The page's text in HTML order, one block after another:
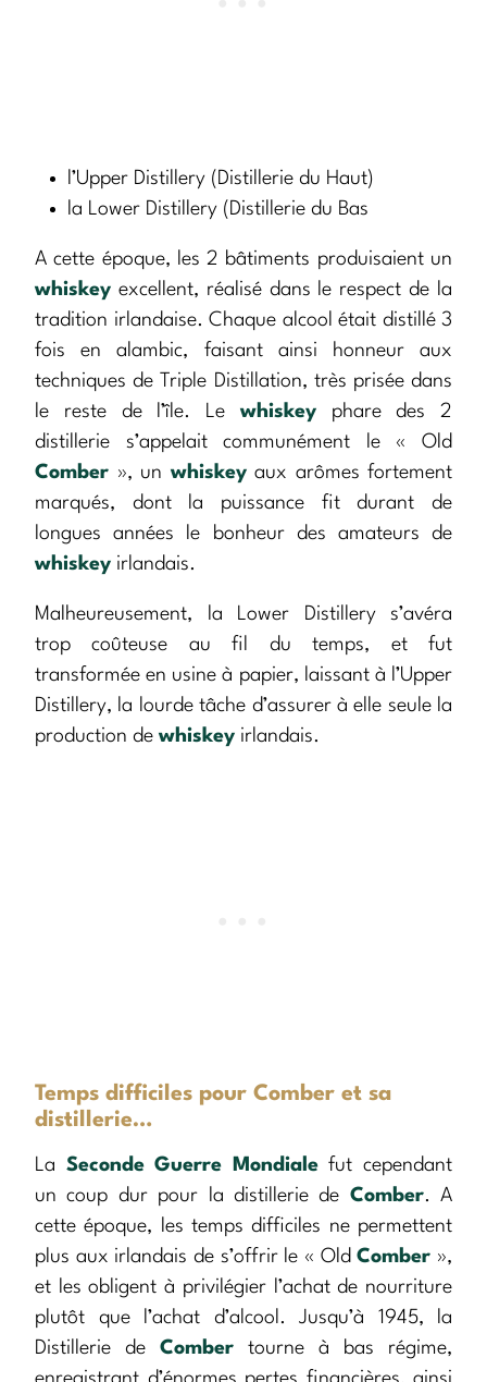
l’Upper Distillery (Distillerie du Haut)
la Lower Distillery (Distillerie du Bas
A cette époque, les 2 bâtiments produisaient un
whiskey excellent, réalisé dans le respect de la
tradition irlandaise. Chaque alcool était distillé 3
fois en alambic, faisant ainsi honneur aux
techniques de Triple Distillation, très prisée dans
le reste de l’île. Le whiskeyphare des 2
distillerie s’appelait communément le « Old
Comber », un whiskeyaux arômes fortement
marqués, dont la puissance fit durant de
longues années le bonheur des amateurs de
whiskey irlandais.
Malheureusement, la Lower Distillery s’avéra
trop coûteuse au fil du temps, et fut
transformée en usine à papier, laissant à l’Upper
Distillery, la lourde tâche d’assurer à elle seule la
production de whiskey irlandais.
Temps difficiles pour Comber et sa
distillerie…
La Seconde Guerre Mondialefut cependant
un coup dur pour la distillerie de Comber. A
cette époque, les temps difficiles ne permettent
plus aux irlandais de s’offrir le « OldComber »,
et les obligent à privilégier l’achat de nourriture
plutôt que l’achat d’alcool. Jusqu’à 1945, la
Distillerie de Comber tourne à bas régime,